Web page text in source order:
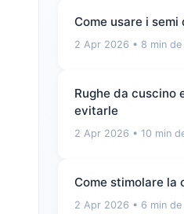
Come usare i
2 Apr 2026 • 8 min
Rughe da cuscino
evitarle
2 Apr 2026 • 10 min
Come stimolare la
2 Apr 2026 • 6 min